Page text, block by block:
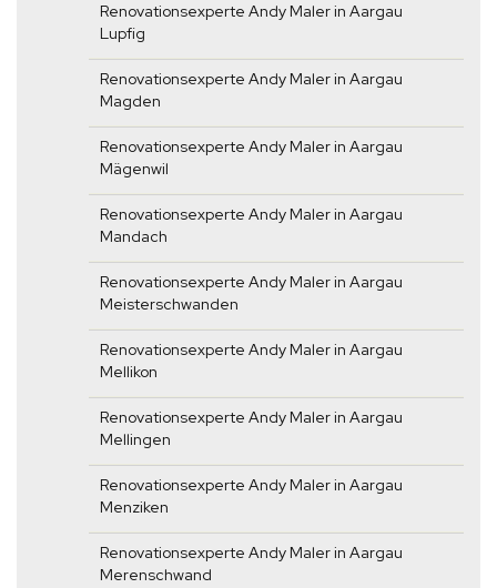
Renovationsexperte Andy Maler in Aargau
Lupfig
Renovationsexperte Andy Maler in Aargau
Magden
Renovationsexperte Andy Maler in Aargau
Mägenwil
Renovationsexperte Andy Maler in Aargau
Mandach
Renovationsexperte Andy Maler in Aargau
Meisterschwanden
Renovationsexperte Andy Maler in Aargau
Mellikon
Renovationsexperte Andy Maler in Aargau
Mellingen
Renovationsexperte Andy Maler in Aargau
Menziken
Renovationsexperte Andy Maler in Aargau
Merenschwand